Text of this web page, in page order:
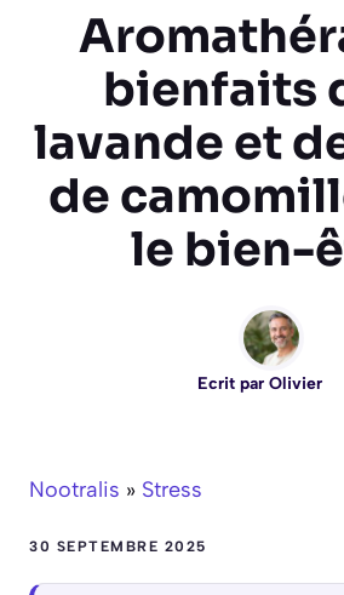
bienfaits
lavande et
de
le bien-
Ecrit par Olivier
Nootralis » Stress
30 SEPTEMBRE 2025